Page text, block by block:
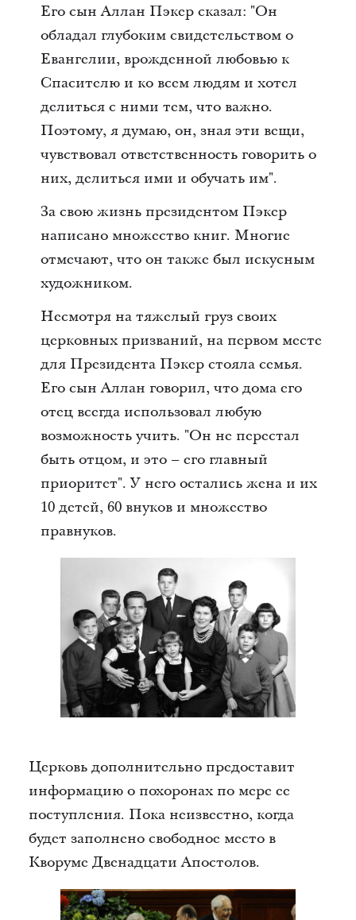
Его сын Аллан Пэкер сказал: "Он
обладал глубоким свидетельством о
Евангелии, врожденной любовью к
Спасителю и ко всем людям и хотел
делиться с ними тем, что важно.
Поэтому, я думаю, он, зная эти вещи,
чувствовал ответственность говорить о
них, делиться ими и обучать им".
За свою жизнь президентом Пэкер
написано множество книг. Многие
отмечают, что он также был искусным
художником.
Несмотря на тяжелый груз своих
церковных призваний, на первом месте
для Президента Пэкер стояла семья.
Его сын Аллан говорил, что дома его
отец всегда использовал любую
возможность учить. "Он не перестал
быть отцом, и это – его главный
приоритет". У него остались жена и их
10 детей, 60 внуков и множество
правнуков.
Церковь дополнительно предоставит
информацию о похоронах по мере ее
поступления. Пока неизвестно, когда
будет заполнено свободное место в
Кворуме Двенадцати Апостолов.